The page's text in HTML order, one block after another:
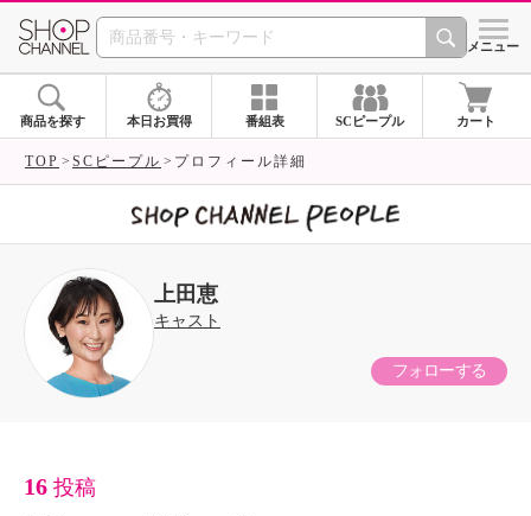
SHOP CHANNEL シメニュー
商品を探す 本日お買得 番組表 SCピープル カート
TOP SCピープル プロフィール詳細
上田恵
キャスト
フォローする
16 投稿